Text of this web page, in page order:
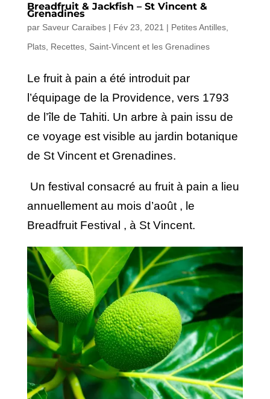
Breadfruit & Jackfish – St Vincent &
Grenadines
par Saveur Caraibes| Fév 23, 2021 | Petites Antilles,
Plats, Recettes, Saint-Vincent et les Grenadines
Le fruit à pain a été introduit par
l’équipage de la Providence, vers 1793
de l’île de Tahiti. Un arbre à pain issu de
ce voyage est visible au jardin botanique
de St Vincent et Grenadines.
Un festival consacré au fruit à pain a lieu
annuellement au mois d’août , le
Breadfruit Festival , à St Vincent.